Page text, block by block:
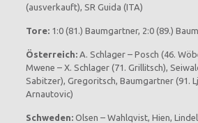
(ausverkauft), SR Guida (ITA)
Tore:1:0 (81.) Baumgartner, 2:0 (89.)
Österreich:A. Schlager – Posch (46.
Mwene – X. Schlager (71. Grillitsch),
Sabitzer), Gregoritsch, Baumgartner (91.
Arnautovic)
Schweden:Olsen – Wahlqvist, Hien,